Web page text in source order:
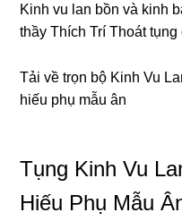
Kinh vu lan bồn và kinh
thầy Thích Trí Thoát
Tải về trọn bộ Kinh Vu
hiếu phụ mẫu ân
Tụng Kinh Vu
Hiếu Phụ Mẫu